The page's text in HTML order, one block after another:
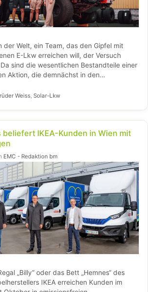
der Welt, ein Team, das den Gipfel mit
E-Lkw erreichen will, der Versuch
sind die wesentlichen Bestandteile einer
Aktion, die demnächst in den
die Bühne gehen soll. Denn die drei
Team Peak Evolution möchten mit ihrem
Weiss,Solar-Lkw
beliefert IKEA-Kunden in Wien mit
EMC - Redaktion bm
„Billy“ oder das Bett „Hemnes“ des
IKEA erreichen Kunden im